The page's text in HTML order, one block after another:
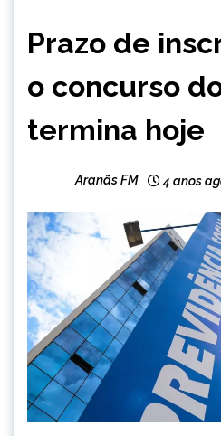
NOTÍCIAS
Prazo de
o concurso
termina hoje
Aranãs FM 4 anos